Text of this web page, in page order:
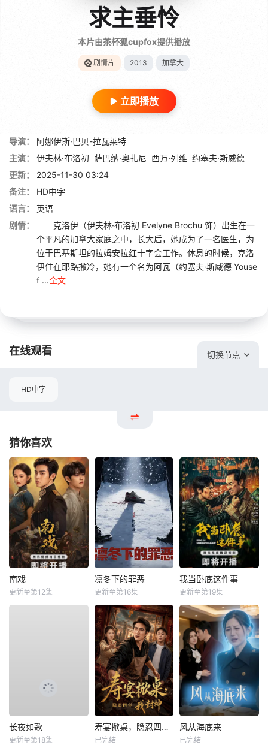
求主垂怜
本片由茶杯狐cupfox提供播放
剧情片 2013 加拿大
立即播放
导演：
阿娜伊斯·巴贝-拉瓦莱特
主演：
伊夫林·布洛初 萨巴纳·奥扎尼 西万·列维 约塞夫·斯威德
更新：
2025-11-30 03:24
备注：
HD中字
语言：
英语
剧情：
克洛伊（伊夫林·布洛初 Evelyne Brochu 饰）出生在一
个平凡的加拿大家庭之中，长大后，她成为了一名医生，为
位于巴基斯坦的拉姆安拉红十字会工作。休息的时候，克洛
伊住在耶路撒冷，她有一个名为阿瓦（约塞夫·斯威德 Youse
f ...全文
在线观看 切换节点
HD中字
猜你喜欢
南戏
更新至第12集
凛冬下的罪恶
更新至第16集
我当卧底这件事
更新至第19集
长夜如歌
更新至第18集
寿宴掀桌，隐忍四年我封神
已完结
风从海底来
已完结